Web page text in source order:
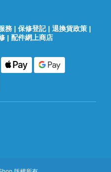
務 | 保修登記| 退換貨政策 |
| 配件網上商店